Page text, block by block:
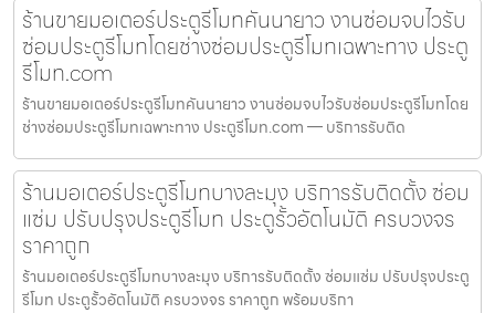
ร้านขายมอเตอร์ประตูรีโมทคันนายาว งานซ่อมจบไวรับ
ซ่อมประตูรีโมทโดยช่างซ่อมประตูรีโมทเฉพาะทาง ประตู
รีโมท.com
ร้านขายมอเตอร์ประตูรีโมทคันนายาว งานซ่อมจบไวรับซ่อมประตูรีโมทโดย
ช่างซ่อมประตูรีโมทเฉพาะทาง ประตูรีโมท.com — บริการรับติด
ร้านมอเตอร์ประตูรีโมทบางละมุง บริการรับติดตั้ง ซ่อม
แซ่ม ปรับปรุงประตูรีโมท ประตูรั้วอัตโนมัติ ครบวงจร
ราคาถูก
ร้านมอเตอร์ประตูรีโมทบางละมุง บริการรับติดตั้ง ซ่อมแซ่ม ปรับปรุงประตู
รีโมท ประตูรั้วอัตโนมัติ ครบวงจร ราคาถูก พร้อมบริกา